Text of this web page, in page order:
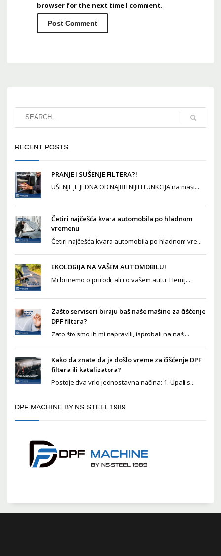
browser for the next time I comment.
RECENT POSTS
PRANJE I SUŠENJE FILTERA?!
UŠENJE JE JEDNA OD NAJBITNIJIH FUNKCIJA na maši...
Četiri najčešća kvara automobila po hladnom
vremenu
Četiri najčešća kvara automobila po hladnom vre...
EKOLOGIJA NA VAŠEM AUTOMOBILU!
Mi brinemo o prirodi, ali i o vašem autu. Hemij...
Zašto serviseri biraju baš naše mašine za čišćenje
DPF filtera?
Zato što smo ih mi napravili, isprobali na naši...
Kako da znate da je došlo vreme za čišćenje DPF
filtera ili katalizatora?
Postoje dva vrlo jednostavna načina: 1. Upali s...
DPF MACHINE BY NS-STEEL 1989